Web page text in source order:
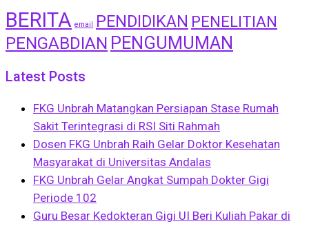
BERITA email PENDIDIKAN PENELITIAN
PENGABDIAN PENGUMUMAN
Latest Posts
FKG Unbrah Matangkan Persiapan Stase Rumah
Sakit Terintegrasi di RSI Siti Rahmah
Dosen FKG Unbrah Raih Gelar Doktor Kesehatan
Masyarakat di Universitas Andalas
FKG Unbrah Gelar Angkat Sumpah Dokter Gigi
Periode 102
Guru Besar Kedokteran Gigi UI Beri Kuliah Pakar di